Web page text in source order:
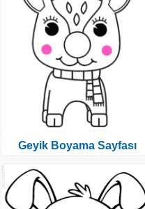
Geyik Boyama Sayfası